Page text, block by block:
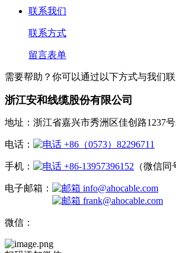
联系我们
联系方式
留言表单
需要帮助？你可以通过以下方式与我们
浙江安和线缆股份有限公司
地址：浙江省嘉兴市秀洲区佳创路1237
电话： +86（0573）82296711
手机： +86-13957396152 （微信同
电子邮箱：
info@ahocable.com
frank@ahocable.com
微信：